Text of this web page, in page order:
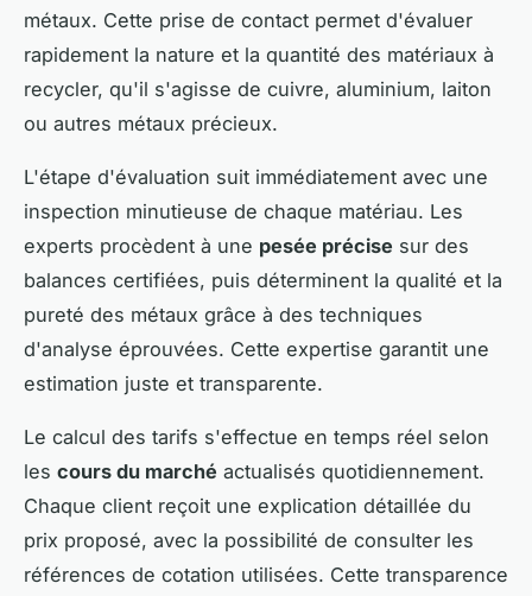
métaux. Cette prise de contact permet d'évaluer
rapidement la nature et la quantité des matériaux à
recycler, qu'il s'agisse de cuivre, aluminium, laiton
ou autres métaux précieux.
L'étape d'évaluation suit immédiatement avec une
inspection minutieuse de chaque matériau. Les
experts procèdent à une pesée précise sur des
balances certifiées, puis déterminent la qualité et la
pureté des métaux grâce à des techniques
d'analyse éprouvées. Cette expertise garantit une
estimation juste et transparente.
Le calcul des tarifs s'effectue en temps réel selon
les cours du marché actualisés quotidiennement.
Chaque client reçoit une explication détaillée du
prix proposé, avec la possibilité de consulter les
références de cotation utilisées. Cette transparence